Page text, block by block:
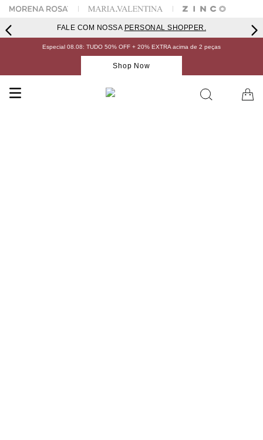
FALE COM NOSSA PERSONAL SHOPPER.
Especial 08.08: TUDO 50% OFF + 20% EXTRA acima de 2 peças
Shop Now